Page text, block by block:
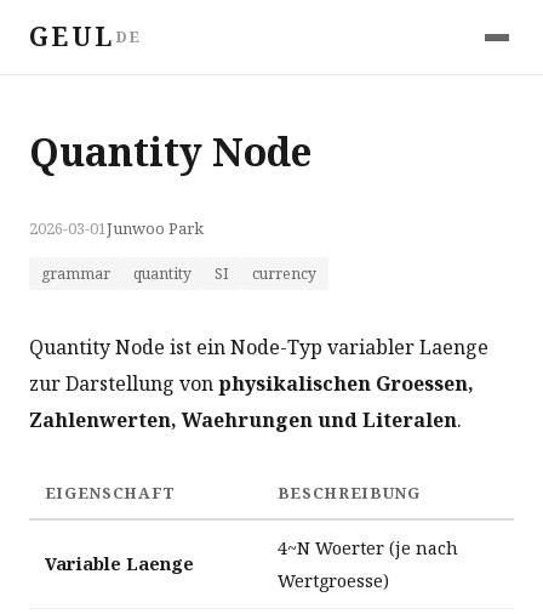
GEUL DE
Quantity Node
2026-03-01Junwoo Park
grammar quantity SI currency
Quantity Node ist ein Node-Typ variabler Laenge
zur Darstellung vonphysikalischen Groessen,
Zahlenwerten, Waehrungen und Literalen.
EIGENSCHAFT BESCHREIBUNG
Variable Laenge
4~N Woerter (je nach
Wertgroesse)